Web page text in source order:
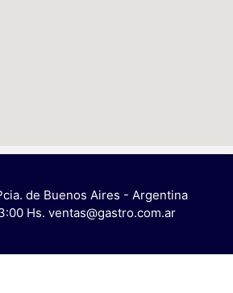
de Buenos Aires - Argentina
Hs. ventas@gastro.com.ar